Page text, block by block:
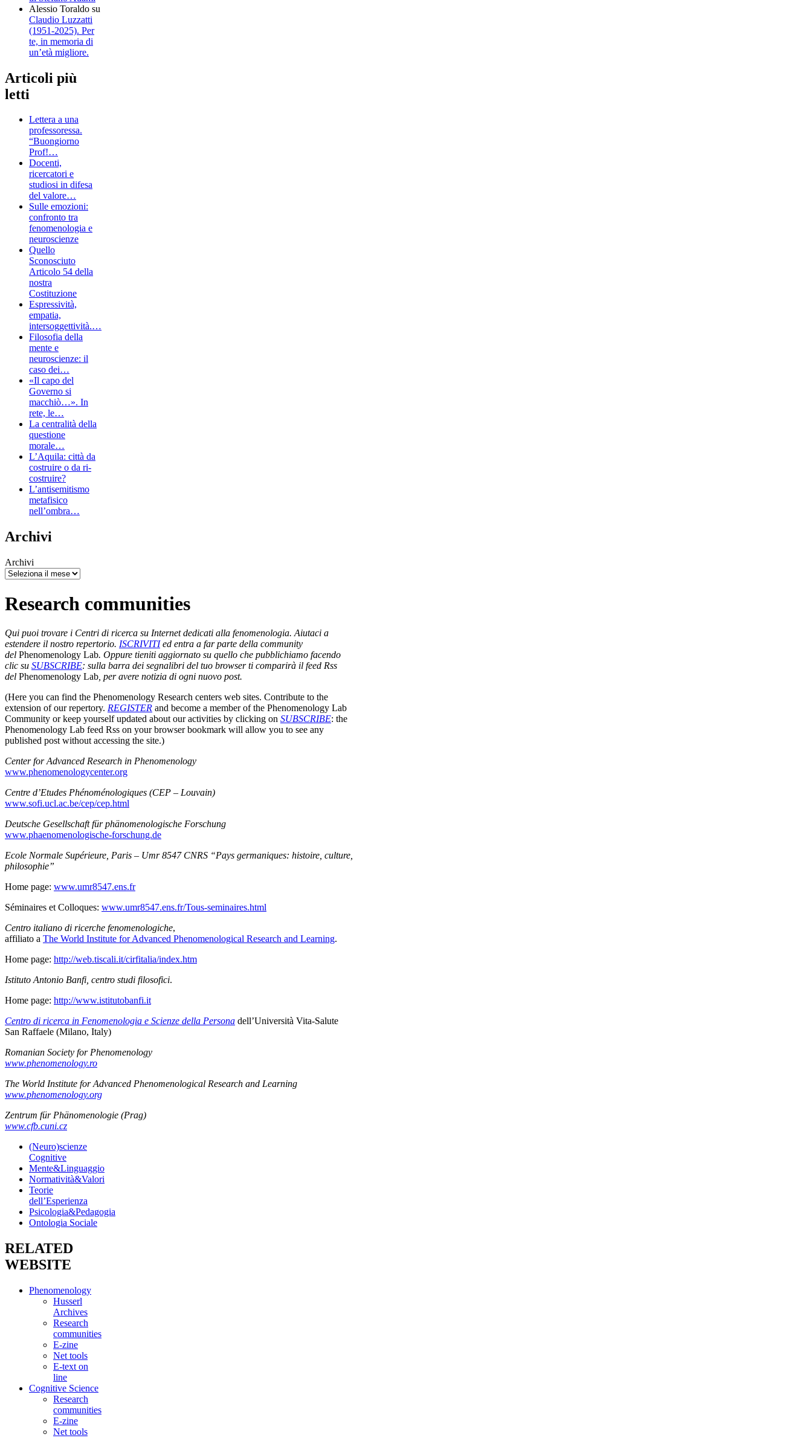
Alessio Toraldo su
Claudio Luzzatti
(1951-2025). Per
te, in memoria di
un’età migliore.
Articoli più
letti
Lettera a una
professoressa.
“Buongiorno
Prof!…
Docenti,
ricercatori e
studiosi in difesa
del valore…
Sulle emozioni:
confronto tra
fenomenologia e
neuroscienze
Quello
Sconosciuto
Articolo 54 della
nostra
Costituzione
Espressività,
empatia,
intersoggettività.…
Filosofia della
mente e
neuroscienze: il
caso dei…
«Il capo del
Governo si
macchiò…». In
rete, le…
La centralità della
questione
morale…
L’Aquila: città da
costruire o da ri-
costruire?
L’antisemitismo
metafisico
nell’ombra…
Archivi
Archivi
Research communities
Qui puoi trovare i Centri di ricerca su Internet dedicati alla fenomenologia. Aiutaci a
estendere il nostro repertorio. ISCRIVITIed entra a far parte della community
del Phenomenology Lab. Oppure tieniti aggiornato su quello che pubblichiamo facendo
clic su SUBSCRIBE: sulla barra dei segnalibri del tuo browser ti comparirà il feed Rss
del Phenomenology Lab , per avere notizia di ogni nuovo post.
(Here you can find the Phenomenology Research centers web sites. Contribute to the
extension of our repertory. REGISTER and become a member of the Phenomenology Lab
Community or keep yourself updated about our activities by clicking on SUBSCRIBE: the
Phenomenology Lab feed Rss on your browser bookmark will allow you to see any
published post without accessing the site.)
Center for Advanced Research in Phenomenology
www.phenomenologycenter.org
Centre d’Etudes Phénoménologiques (CEP – Louvain)
www.sofi.ucl.ac.be/cep/cep.html
Deutsche Gesellschaft für phänomenologische Forschung
www.phaenomenologische-forschung.de
Ecole Normale Supérieure, Paris – Umr 8547 CNRS “Pays germaniques: histoire, culture,
philosophie”
Home page: www.umr8547.ens.fr
Séminaires et Colloques: www.umr8547.ens.fr/Tous-seminaires.html
Centro italiano di ricerche fenomenologiche,
affiliato a The World Institute for Advanced Phenomenological Research and Learning.
Home page: http://web.tiscali.it/cirfitalia/index.htm
Istituto Antonio Banfi, centro studi filosofici.
Home page: http://www.istitutobanfi.it
Centro di ricerca in Fenomenologia e Scienze della Persona dell’Università Vita-Salute
San Raffaele (Milano, Italy)
Romanian Society for Phenomenology
www.phenomenology.ro
The World Institute for Advanced Phenomenological Research and Learning
www.phenomenology.org
Zentrum für Phänomenologie (Prag)
www.cfb.cuni.cz
(Neuro)scienze
Cognitive
Mente&Linguaggio
Normatività&Valori
Teorie
dell’Esperienza
Psicologia&Pedagogia
Ontologia Sociale
RELATED
WEBSITE
Phenomenology
Husserl
Archives
Research
communities
E-zine
Net tools
E-text on
line
Cognitive Science
Research
communities
E-zine
Net tools